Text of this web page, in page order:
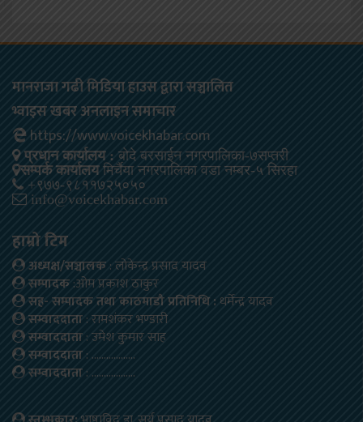
मानराजा गढी मिडिया हाउस द्वारा सञ्चालित
भ्वाइस खबर अनलाइन समाचार
https://www.voicekhabar.com
प्रधान कार्यालय : बोदे बरसाईन नगरपालिका-७सप्तरी
सम्पर्क कार्यालयमिर्चैया नगरपालिका वडा नम्बर-५ सिरहा
+९७७-९८११७२५०५०
info@voicekhabar.com
हाम्रो टिम
अध्यक्ष/सञ्चालक: लोकेन्द्र प्रसाद यादव
सम्पादक:ओम प्रकाश ठाकुर
सह- सम्पादक तथा काठमाडौ प्रतिनिधि : धर्मेन्द्र यादव
सम्वाददाता: रामशंकर भण्डारी
सम्वाददाता: उमेश कुमार साह
सम्वाददाता: ………………
सम्वाददाता: ………………